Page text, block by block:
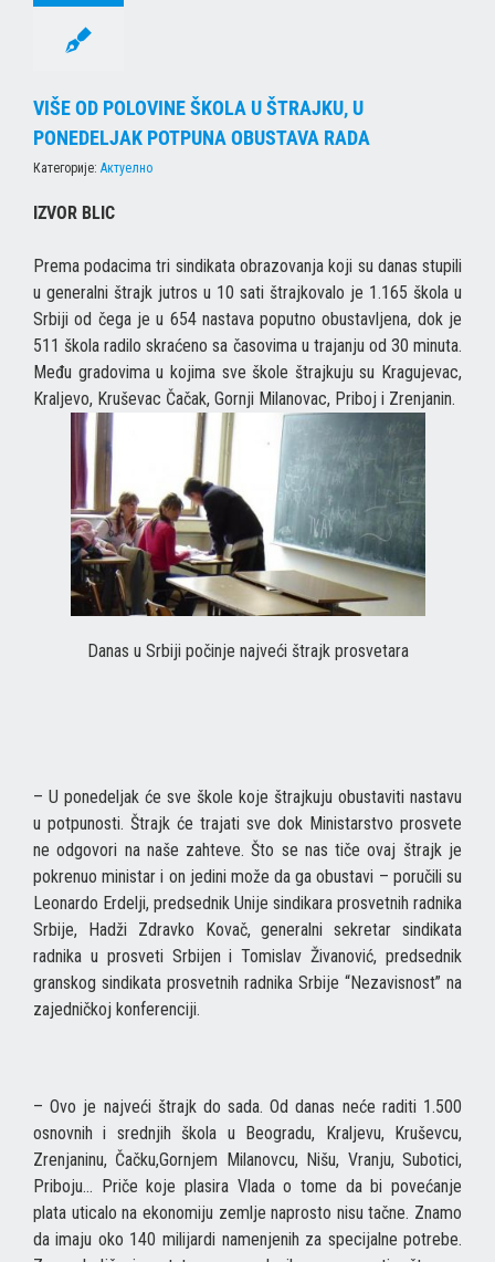
VIŠE OD POLOVINE ŠKOLA U ŠTRAJKU, U
PONEDELJAK POTPUNA OBUSTAVA RADA
Категорије: Актуелно
IZVOR BLIC
Prema podacima tri sindikata obrazovanja koji su danas stupili
u generalni štrajk jutros u 10 sati štrajkovalo je 1.165 škola u
Srbiji od čega je u 654 nastava poputno obustavljena, dok je
511 škola radilo skraćeno sa časovima u trajanju od 30 minuta.
Među gradovima u kojima sve škole štrajkuju su Kragujevac,
Kraljevo, Kruševac Čačak, Gornji Milanovac, Priboj i Zrenjanin.
Danas u Srbiji počinje najveći štrajk prosvetara
– U ponedeljak će sve škole koje štrajkuju obustaviti nastavu
u potpunosti. Štrajk će trajati sve dok Ministarstvo prosvete
ne odgovori na naše zahteve. Što se nas tiče ovaj štrajk je
pokrenuo ministar i on jedini može da ga obustavi – poručili su
Leonardo Erdelji, predsednik Unije sindikara prosvetnih radnika
Srbije, Hadži Zdravko Kovač, generalni sekretar sindikata
radnika u prosveti Srbijen i Tomislav Živanović, predsednik
granskog sindikata prosvetnih radnika Srbije “Nezavisnost” na
zajedničkoj konferenciji.
– Ovo je najveći štrajk do sada. Od danas neće raditi 1.500
osnovnih i srednjih škola u Beogradu, Kraljevu, Kruševcu,
Zrenjaninu, Čačku,Gornjem Milanovcu, Nišu, Vranju, Subotici,
Priboju… Priče koje plasira Vlada o tome da bi povećanje
plata uticalo na ekonomiju zemlje naprosto nisu tačne. Znamo
da imaju oko 140 milijardi namenjenih za specijalne potrebe.